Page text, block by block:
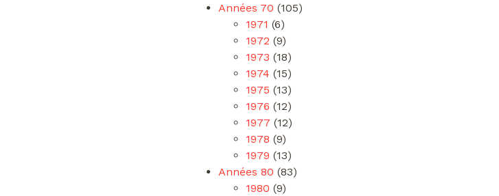
Années 70 (105)
1971 (6)
1972 (9)
1973 (18)
1974 (15)
1975 (13)
1976 (12)
1977 (12)
1978 (9)
1979 (13)
Années 80 (83)
1980 (9)